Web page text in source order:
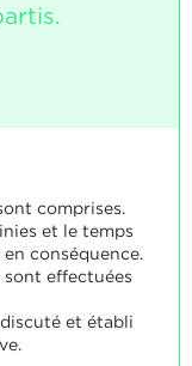
comprises.
et le temps
conséquence.
effectuées
et établi